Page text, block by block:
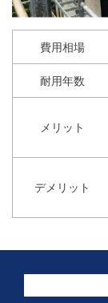
費用相場
耐用年数
メリット
デメリット